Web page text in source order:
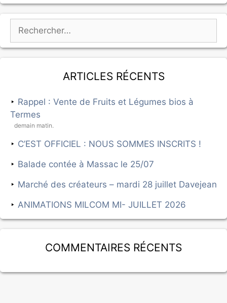
Articles récents
Rappel : Vente de Fruits et Légumes bios à
Termes
demain matin.
C’EST OFFICIEL : NOUS SOMMES INSCRITS !
Balade contée à Massac le 25/07
Marché des créateurs – mardi 28 juillet Davejean
ANIMATIONS MILCOM MI- JUILLET 2026
Commentaires récents